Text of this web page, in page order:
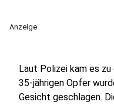
Anzeige
Laut Polizei kam es
35-jährigen Opfer
Gesicht geschlagen.